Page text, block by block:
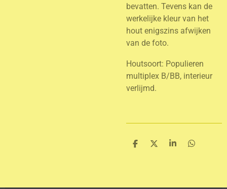
bevatten. Tevens kan de
werkelijke kleur van het
hout enigszins afwijken
van de foto.
Houtsoort: Populieren
multiplex B/BB, interieur
verlijmd.
D
D
S
D